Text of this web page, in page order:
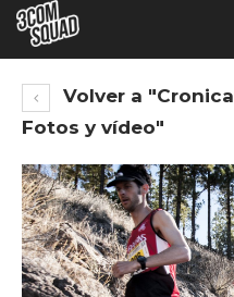
Volver a
Fotos y vídeo"